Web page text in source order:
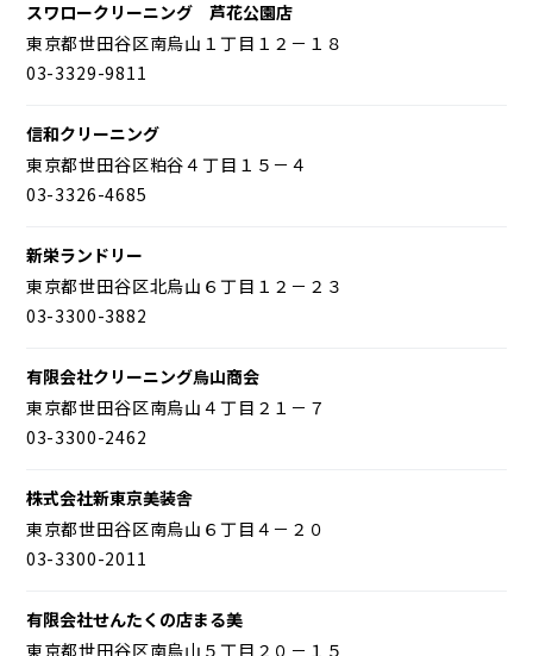
スワロークリーニング 芦花公園店
東京都世田谷区南烏山１丁目１２－１８
03-3329-9811
信和クリーニング
東京都世田谷区粕谷４丁目１５－４
03-3326-4685
新栄ランドリー
東京都世田谷区北烏山６丁目１２－２３
03-3300-3882
有限会社クリーニング烏山商会
東京都世田谷区南烏山４丁目２１－７
03-3300-2462
株式会社新東京美装舎
東京都世田谷区南烏山６丁目４－２０
03-3300-2011
有限会社せんたくの店まる美
東京都世田谷区南烏山５丁目２０－１５